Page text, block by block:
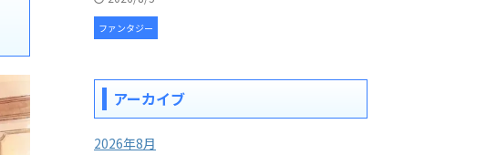
ファンタジー
アーカイブ
2026年8月